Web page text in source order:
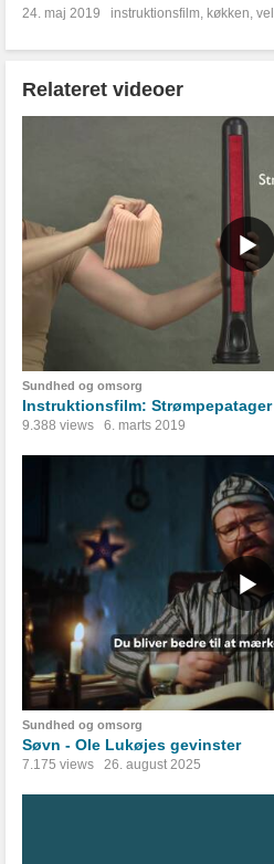
24. maj 2019
instruktionsfilm, køkken,
Relateret videoer
Sundhed og omsorg
Instruktionsfilm:
9.388 views 6. marts 2019
Sundhed og omsorg
Søvn - Ole Lukøjes gevinster
7.175 views 26. august 2025